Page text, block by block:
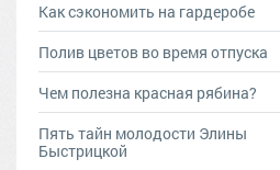
Как сэкономить на гардеробе
Полив цветов во время отпуска
Чем полезна красная рябина?
Пять тайн молодости Элины
Быстрицкой